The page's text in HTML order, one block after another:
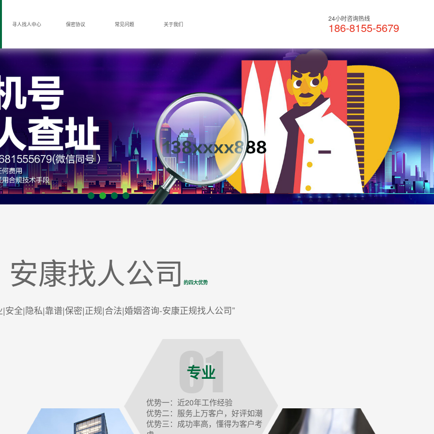
寻人找人中心 保密协议 常见问题 关于我们
24小时咨询热线
186-8155-5679
安康找人公司 的四大优势
|安全|隐私|靠谱|保密|正规|合法|婚姻咨询-安康正规找人公司”
专业
优势一：近20年工作经验
优势二：服务上万客户，好评如潮
优势三：成功率高，懂得为客户考